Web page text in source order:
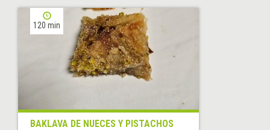
120 min
BAKLAVA DE NUECES Y PISTACHOS